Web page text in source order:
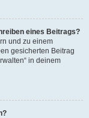
eines Beitrags?
und zu einem
gesicherten Beitrag
in deinem